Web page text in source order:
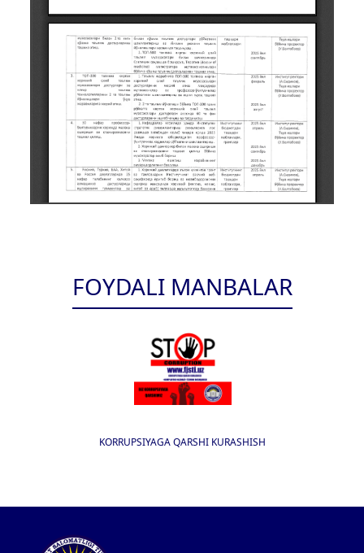
FOYDALI MANBALAR
KORRUPSIYAGA QARSHI KURASHISH